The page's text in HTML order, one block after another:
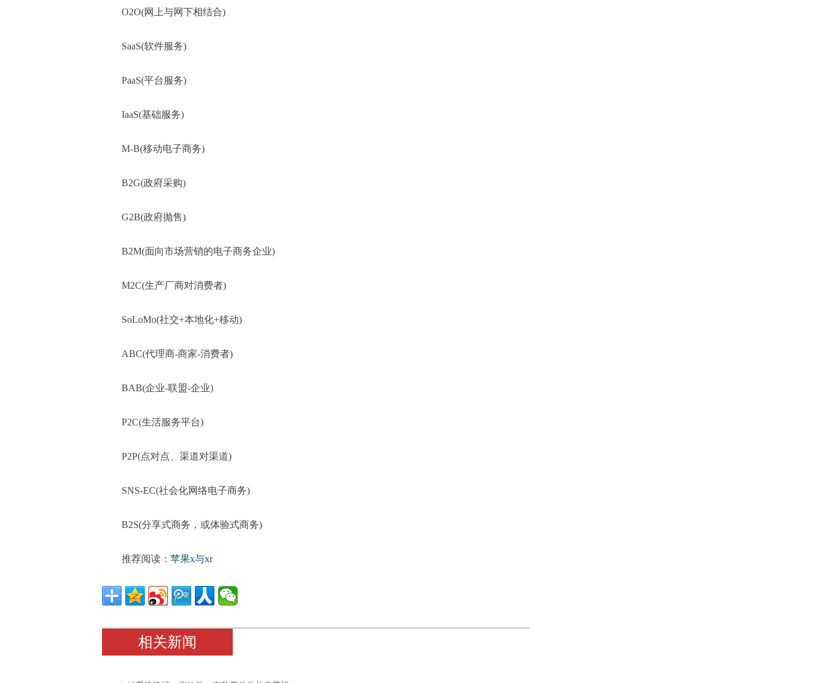
O2O(网上与网下相结合)
SaaS(软件服务)
PaaS(平台服务)
IaaS(基础服务)
M-B(移动电子商务)
B2G(政府采购)
G2B(政府抛售)
B2M(面向市场营销的电子商务企业)
M2C(生产厂商对消费者)
SoLoMo(社交+本地化+移动)
ABC(代理商-商家-消费者)
BAB(企业-联盟-企业)
P2C(生活服务平台)
P2P(点对点、渠道对渠道)
SNS-EC(社会化网络电子商务)
B2S(分享式商务，或体验式商务)
推荐阅读： 苹果x与xr
相关新闻